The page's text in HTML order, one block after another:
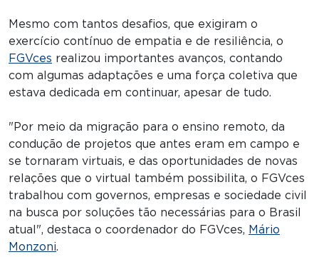
Mesmo com tantos desafios, que exigiram o
exercício contínuo de empatia e de resiliência, o
FGVces realizou importantes avanços, contando
com algumas adaptações e uma força coletiva que
estava dedicada em continuar, apesar de tudo.
"Por meio da migração para o ensino remoto, da
condução de projetos que antes eram em campo e
se tornaram virtuais, e das oportunidades de novas
relações que o virtual também possibilita, o FGVces
trabalhou com governos, empresas e sociedade civil
na busca por soluções tão necessárias para o Brasil
atual", destaca o coordenador do FGVces, Mário
Monzoni.